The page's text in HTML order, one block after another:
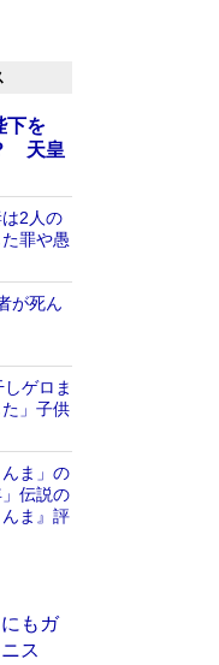
下を
天皇
は2人の
罪や愚
が死ん
ゲロま
」子供
ま」の
伝説の
ま』評
と伸
明か
もガ
ス